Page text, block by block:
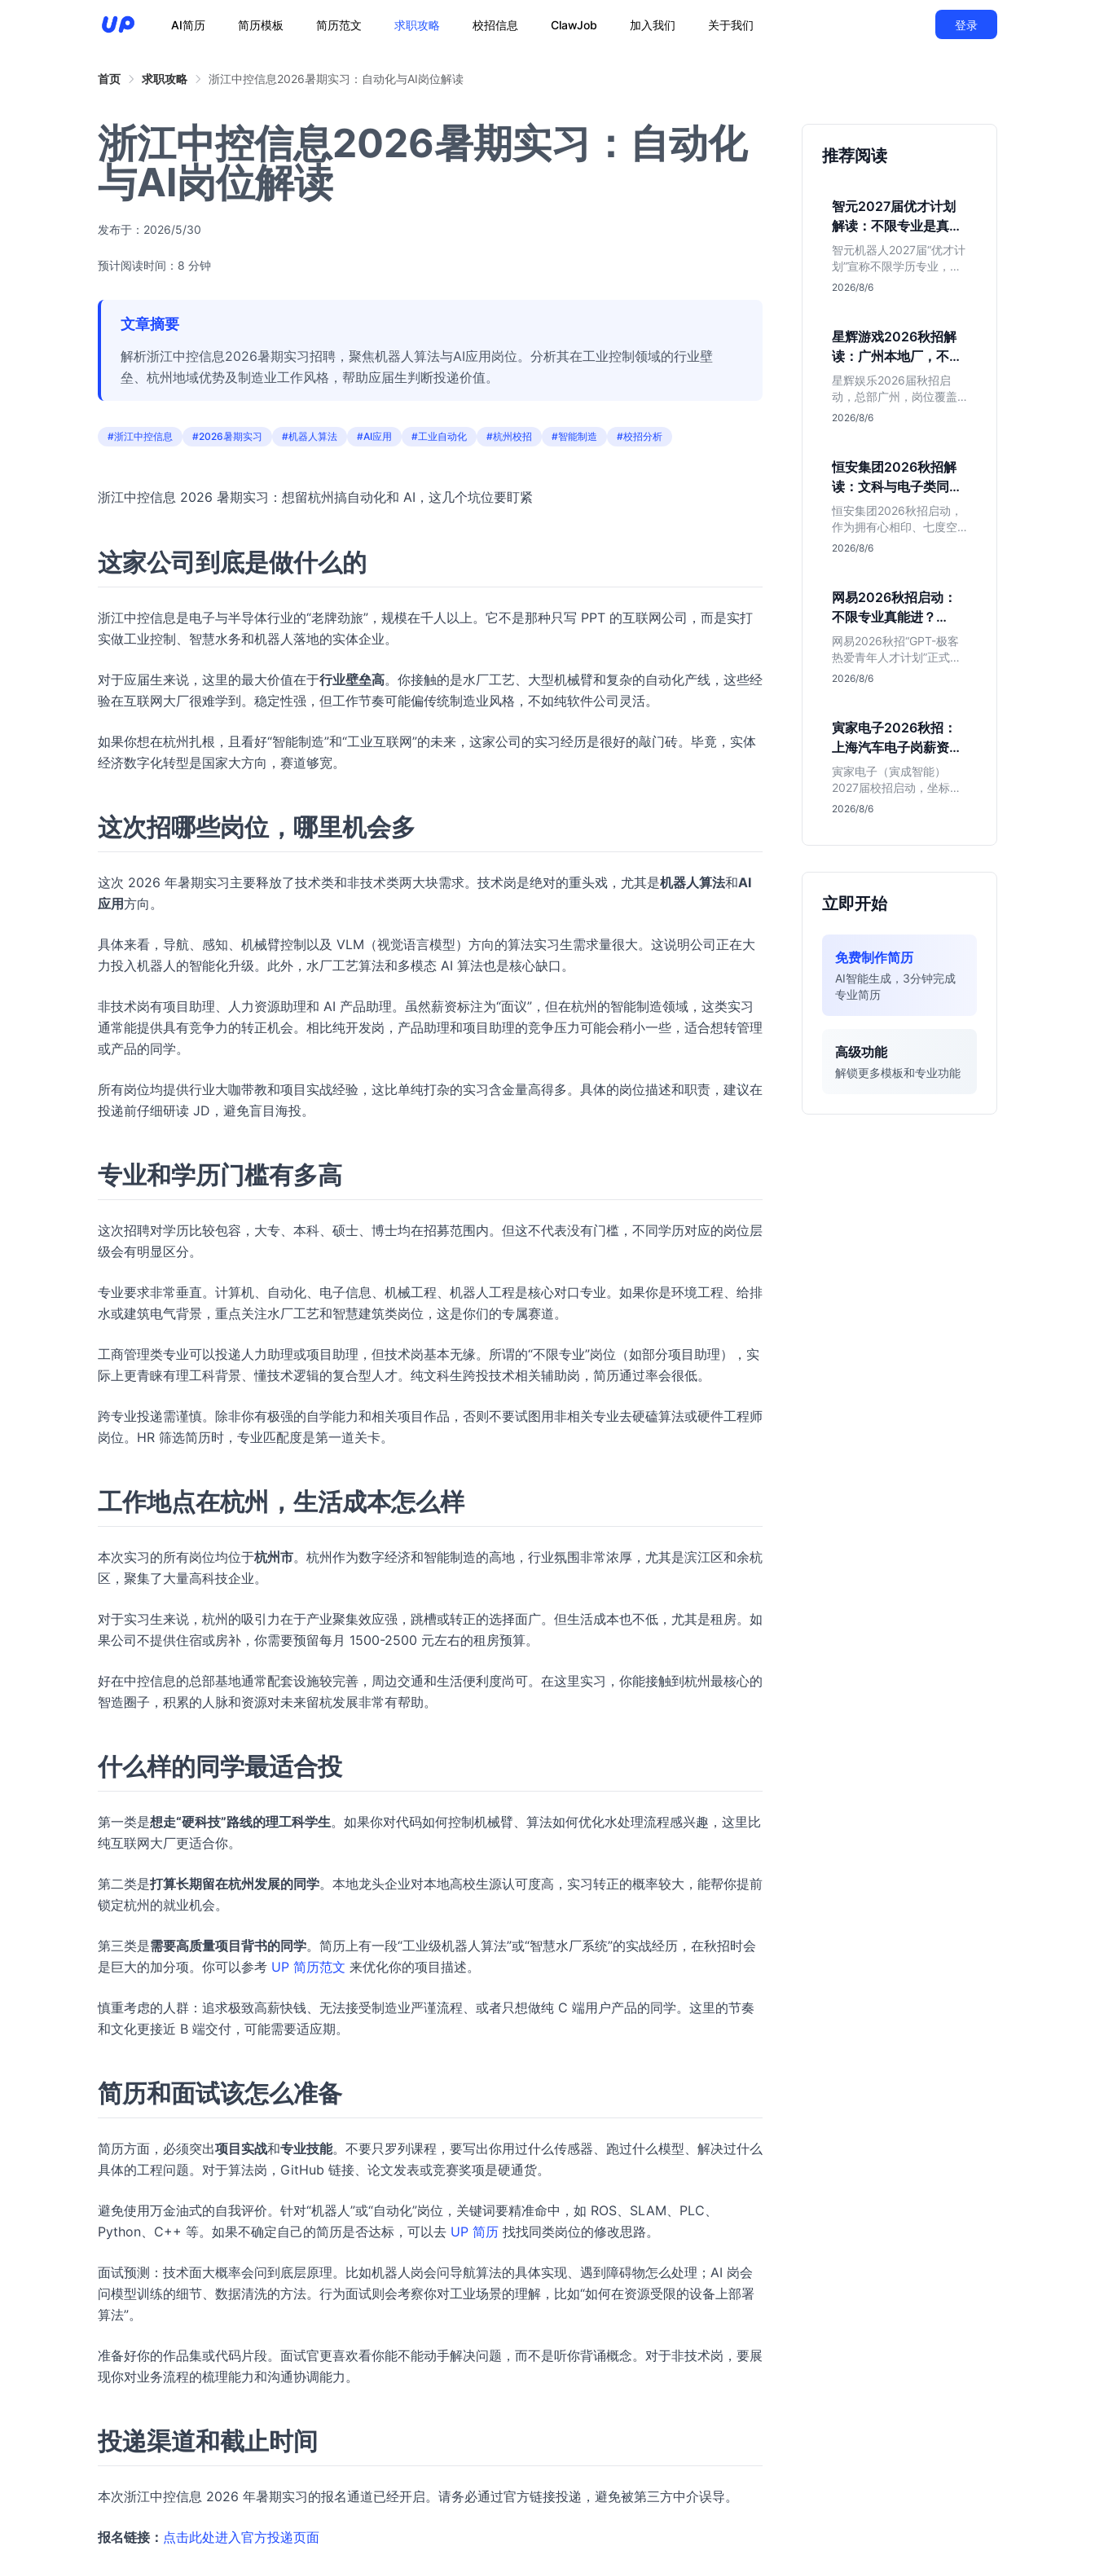
AI简历 简历模板 简历范文 求职攻略 校招信息 ClawJob 加入我们 关于我们 登录
首页 求职攻略 浙江中控信息2026暑期实习：自动化与AI岗位解读
浙江中控信息2026暑期实习：自动化
与AI岗位解读
发布于： 2026/5/30
预计阅读时间：8 分钟
文章摘要
解析浙江中控信息2026暑期实习招聘，聚焦机器人算法与AI应用岗位。分析其在工业控制领域的行业壁
垒、杭州地域优势及制造业工作风格，帮助应届生判断投递价值。
#浙江中控信息 #2026暑期实习 #机器人算法 #AI应用 #工业自动化 #杭州校招 #智能制造 #校招分析
浙江中控信息 2026 暑期实习：想留杭州搞自动化和 AI，这几个坑位要盯紧
这家公司到底是做什么的
浙江中控信息是电子与半导体行业的“老牌劲旅”，规模在千人以上。它不是那种只写 PPT 的互联网公司，而是实打
实做工业控制、智慧水务和机器人落地的实体企业。
对于应届生来说，这里的最大价值在于行业壁垒高。你接触的是水厂工艺、大型机械臂和复杂的自动化产线，这些经
验在互联网大厂很难学到。稳定性强，但工作节奏可能偏传统制造业风格，不如纯软件公司灵活。
如果你想在杭州扎根，且看好“智能制造”和“工业互联网”的未来，这家公司的实习经历是很好的敲门砖。毕竟，实体
经济数字化转型是国家大方向，赛道够宽。
这次招哪些岗位，哪里机会多
这次 2026 年暑期实习主要释放了技术类和非技术类两大块需求。技术岗是绝对的重头戏，尤其是机器人算法和AI
应用方向。
具体来看，导航、感知、机械臂控制以及 VLM（视觉语言模型）方向的算法实习生需求量很大。这说明公司正在大
力投入机器人的智能化升级。此外，水厂工艺算法和多模态 AI 算法也是核心缺口。
非技术岗有项目助理、人力资源助理和 AI 产品助理。虽然薪资标注为“面议”，但在杭州的智能制造领域，这类实习
通常能提供具有竞争力的转正机会。相比纯开发岗，产品助理和项目助理的竞争压力可能会稍小一些，适合想转管理
或产品的同学。
所有岗位均提供行业大咖带教和项目实战经验，这比单纯打杂的实习含金量高得多。具体的岗位描述和职责，建议在
投递前仔细研读 JD，避免盲目海投。
专业和学历门槛有多高
这次招聘对学历比较包容，大专、本科、硕士、博士均在招募范围内。但这不代表没有门槛，不同学历对应的岗位层
级会有明显区分。
专业要求非常垂直。计算机、自动化、电子信息、机械工程、机器人工程是核心对口专业。如果你是环境工程、给排
水或建筑电气背景，重点关注水厂工艺和智慧建筑类岗位，这是你们的专属赛道。
工商管理类专业可以投递人力助理或项目助理，但技术岗基本无缘。所谓的“不限专业”岗位（如部分项目助理），实
际上更青睐有理工科背景、懂技术逻辑的复合型人才。纯文科生跨投技术相关辅助岗，简历通过率会很低。
跨专业投递需谨慎。除非你有极强的自学能力和相关项目作品，否则不要试图用非相关专业去硬磕算法或硬件工程师
岗位。HR 筛选简历时，专业匹配度是第一道关卡。
工作地点在杭州，生活成本怎么样
本次实习的所有岗位均位于杭州市。杭州作为数字经济和智能制造的高地，行业氛围非常浓厚，尤其是滨江区和余杭
区，聚集了大量高科技企业。
对于实习生来说，杭州的吸引力在于产业聚集效应强，跳槽或转正的选择面广。但生活成本也不低，尤其是租房。如
果公司不提供住宿或房补，你需要预留每月 1500-2500 元左右的租房预算。
好在中控信息的总部基地通常配套设施较完善，周边交通和生活便利度尚可。在这里实习，你能接触到杭州最核心的
智造圈子，积累的人脉和资源对未来留杭发展非常有帮助。
什么样的同学最适合投
第一类是想走“硬科技”路线的理工科学生。如果你对代码如何控制机械臂、算法如何优化水处理流程感兴趣，这里比
纯互联网大厂更适合你。
第二类是打算长期留在杭州发展的同学。本地龙头企业对本地高校生源认可度高，实习转正的概率较大，能帮你提前
锁定杭州的就业机会。
第三类是需要高质量项目背书的同学。简历上有一段“工业级机器人算法”或“智慧水厂系统”的实战经历，在秋招时会
是巨大的加分项。你可以参考 UP 简历范文 来优化你的项目描述。
慎重考虑的人群：追求极致高薪快钱、无法接受制造业严谨流程、或者只想做纯 C 端用户产品的同学。这里的节奏
和文化更接近 B 端交付，可能需要适应期。
简历和面试该怎么准备
简历方面，必须突出项目实战和专业技能。不要只罗列课程，要写出你用过什么传感器、跑过什么模型、解决过什么
具体的工程问题。对于算法岗，GitHub 链接、论文发表或竞赛奖项是硬通货。
避免使用万金油式的自我评价。针对“机器人”或“自动化”岗位，关键词要精准命中，如 ROS、SLAM、PLC、
Python、C++ 等。如果不确定自己的简历是否达标，可以去 UP 简历 找找同类岗位的修改思路。
面试预测：技术面大概率会问到底层原理。比如机器人岗会问导航算法的具体实现、遇到障碍物怎么处理；AI 岗会
问模型训练的细节、数据清洗的方法。行为面试则会考察你对工业场景的理解，比如“如何在资源受限的设备上部署
算法”。
准备好你的作品集或代码片段。面试官更喜欢看你能不能动手解决问题，而不是听你背诵概念。对于非技术岗，要展
现你对业务流程的梳理能力和沟通协调能力。
投递渠道和截止时间
本次浙江中控信息 2026 年暑期实习的报名通道已经开启。请务必通过官方链接投递，避免被第三方中介误导。
报名链接： 点击此处进入官方投递页面
推荐阅读
智元2027届优才计划
解读：不限专业是真的
吗？
智元机器人2027届“优才计
划”宣称不限学历专业，实
则聚焦具身智能顶尖人
真等核心方向，帮你判断
是否值得投递及如何准备
硬核项目。
2026/8/6
星辉游戏2026秋招解
读：广州本地厂，不限
专业但薪资面议
星辉娱乐2026届秋招启
动，总部广州，岗位覆盖
技术、美术、策划。PHP
想接触项目全流程的应届
生，追求大厂光环者慎
投。
2026/8/6
恒安集团2026秋招解
读：文科与电子类同学
的稳妥选择？
恒安集团2026秋招启动，
作为拥有心相印、七度空
间等国民品牌的快消巨
生项目，明确文商科主攻
品牌营销、理工科侧重技
术支持的岗位逻辑，客观
分析传统制造业薪资平稳
但平台扎实的特点，助应
届生快速判断投递价值。
2026/8/6
网易2026秋招启动：
不限专业真能进？
GPT-极客计划解读
网易2026秋招“GPT-极客
热爱青年人才计划”正式开
启，主打不限专业与学
划、算法），分析非科班
同学的投递机会与真实门
槛，帮你判断是否值得
投。
2026/8/6
寅家电子2026秋招：
上海汽车电子岗薪资与
岗位全解析
寅家电子（寅成智能）
2027届校招启动，坐标上
海。本文解析百人规模汽
成长路径，助你判断是否
2026/8/6
立即开始
免费制作简历
AI智能生成，3分钟完成
专业简历
高级功能
解锁更多模板和专业功能